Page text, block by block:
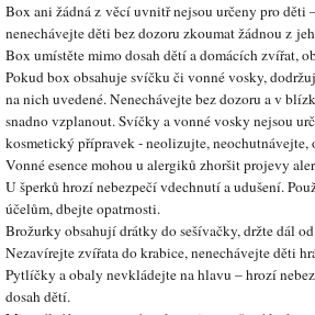
Box ani žádná z věcí uvnitř nejsou určeny pro děti
nenechávejte děti bez dozoru zkoumat žádnou z
Box umístěte mimo dosah dětí a domácích zvířat,
Pokud box obsahuje svíčku či vonné vosky,
na nich uvedené. Nenechávejte bez dozoru a v
snadno vzplanout. Svíčky a vonné vosky nejsou
kosmetický přípravek - neolizujte, neochutnávejte,
Vonné esence mohou u alergiků zhoršit projevy
U šperků hrozí nebezpečí vdechnutí a udušení.
účelům, dbejte opatrnosti.
Brožurky obsahují drátky do sešívačky, držte dál
Nezavírejte zvířata do krabice, nenechávejte děti
Pytlíčky a obaly nevkládejte na hlavu – hrozí
dosah dětí.